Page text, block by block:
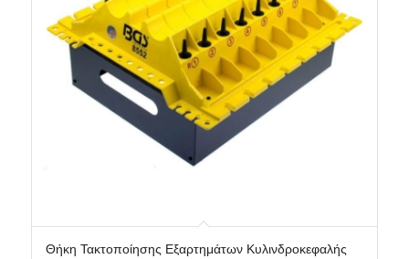
Θήκη Τακτοποίησης Εξαρτημάτων Κυλινδροκεφαλής